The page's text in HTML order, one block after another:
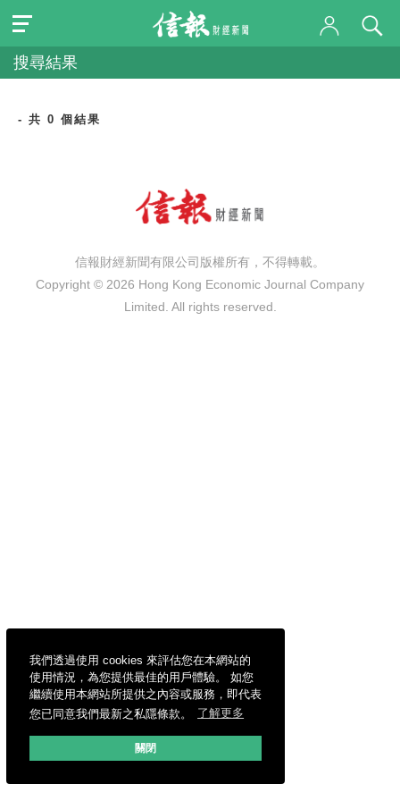
我們透過使用 cookies 來評估您在本網站的
使用情況，為您提供最佳的用戶體驗。 如您
繼續使用本網站所提供之內容或服務，即代表
您已同意我們最新之私隱條款。
了解更多
關閉
搜尋結果
- 共 0 個結果
信報財經新聞有限公司版權所有，不得轉載。
Copyright © 2026 Hong Kong Economic Journal Company
Limited. All rights reserved.